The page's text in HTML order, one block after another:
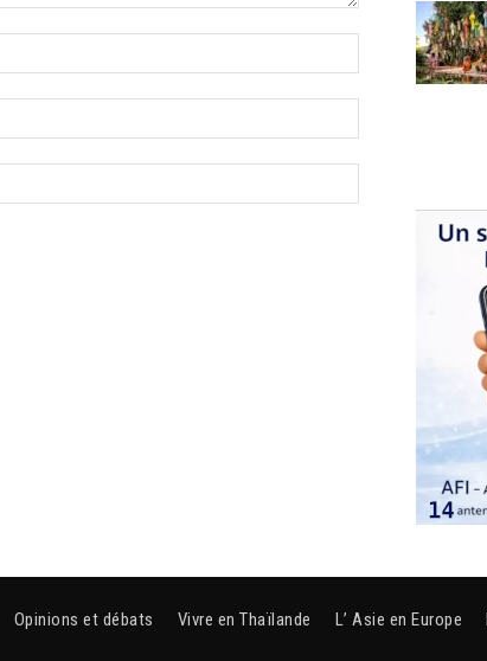
Opinions et débats Vivre en Thaïlande L’ Asie en Europe